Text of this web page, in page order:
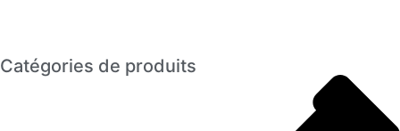
Catégories de produits